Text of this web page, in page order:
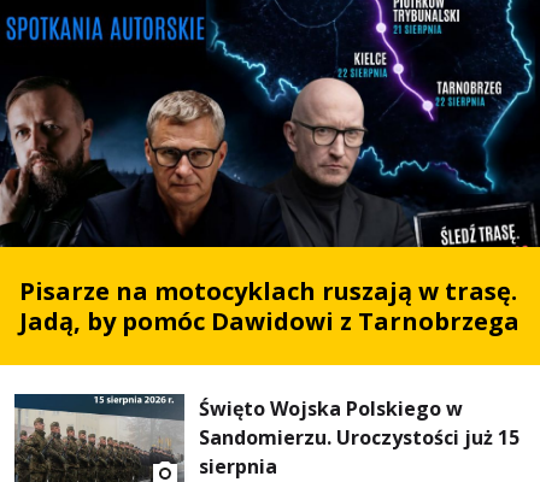
Pisarze na motocyklach ruszają w trasę.
Jadą, by pomóc Dawidowi z Tarnobrzega
Święto Wojska Polskiego w
Sandomierzu. Uroczystości już 15
sierpnia